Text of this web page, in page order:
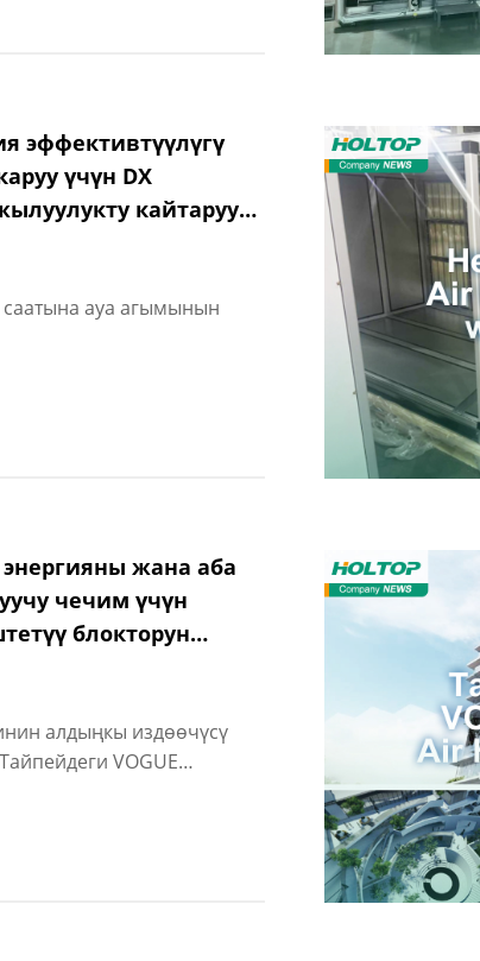
эффективтүүлүгү
үчүн DX
кайтаруу
ауа агымынын
жана аба
чечим үчүн
блокторун
алдыңкы издөөчүсү
VOGUE
ээлегич устасынын